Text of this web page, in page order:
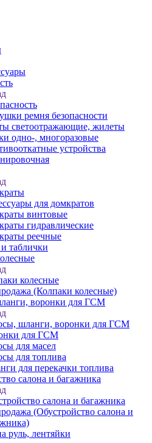
ремня безопасности
светоотражающие, жилеты
одно-, многоразовые
устройства
для домкратов
винтовые
гидравлические
реечные
таблички
колесные
(Колпаки колесные)
воронки для ГСМ
шланги, воронки для ГСМ
для ГСМ
для масел
для топлива
для перекачки топлива
салона и багажника
салона и багажника
(Обустройство салона и
руль, лентяйки